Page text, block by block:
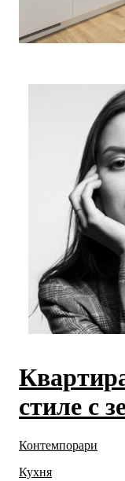
стиле с
Контемпорари
Кухня